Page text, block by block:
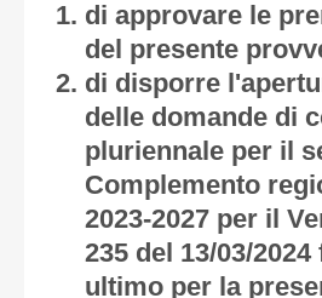
di approvare le
del presente
di disporre
delle domande di
pluriennale per il
Complemento
2023-2027 per il
235 del 13/03/
ultimo per la